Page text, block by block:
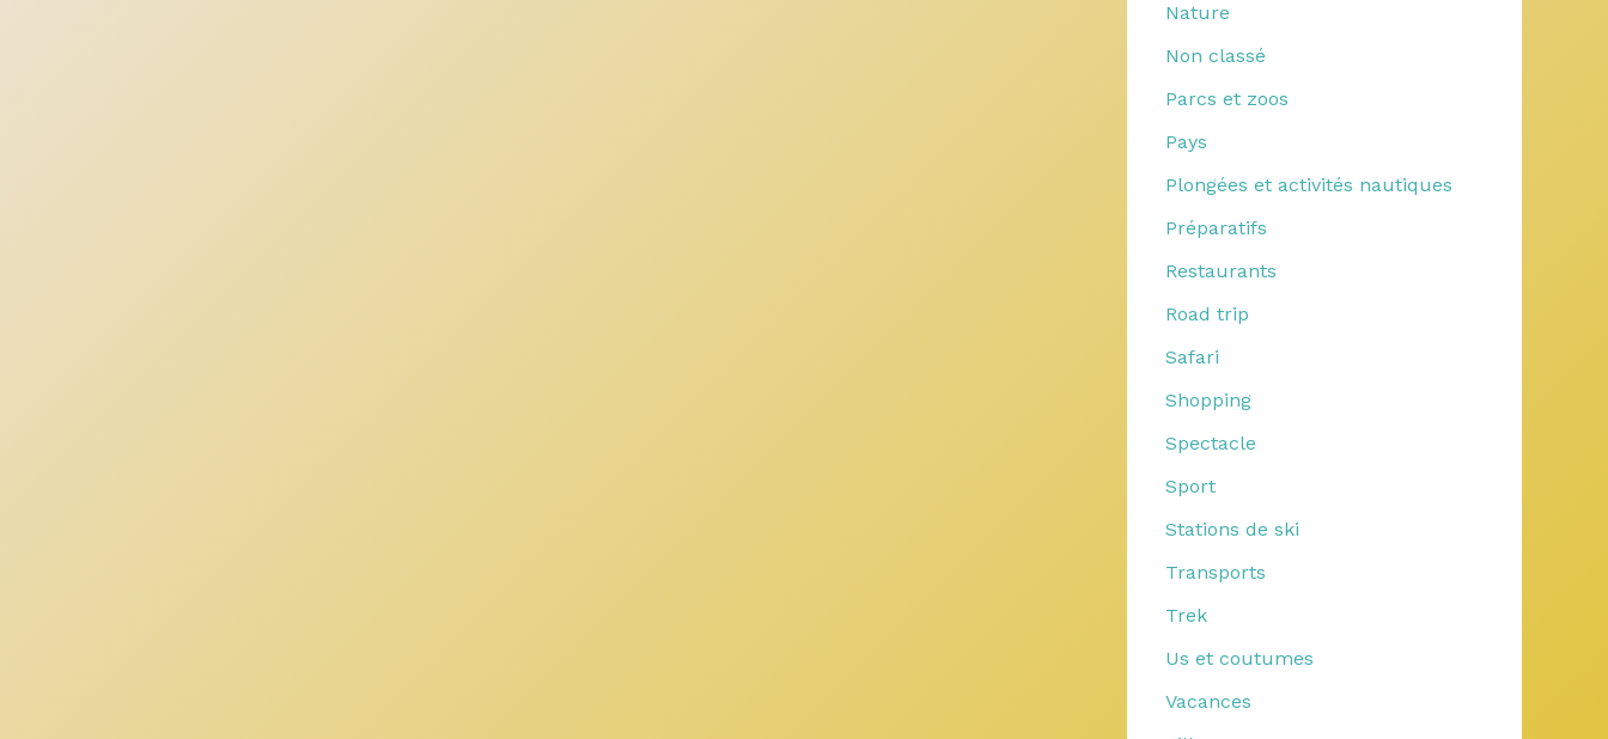
Nature
Non classé
Parcs et zoos
Pays
Plongées et activités nautiques
Préparatifs
Restaurants
Road trip
Safari
Shopping
Spectacle
Sport
Stations de ski
Transports
Trek
Us et coutumes
Vacances